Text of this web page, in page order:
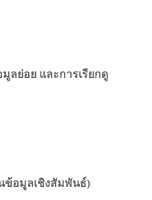
ลย่อย และการเรียกดู
ข้อมูลเชิงสัมพันธ์)